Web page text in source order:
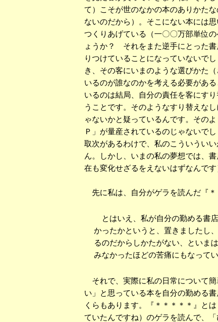
て）こそが世のなかの本のありかた
ないのだから）。そこにない本には
つくりあげている（一〇〇万部単位
ょうか？ それをまた逆手にとった
りつけていることになっていないで
き、その客にいまのような選びかた
いるのが誰なのかを考える必要があ
いるのは結局、自分の責任を客にす
うことです。そのようなすり替えな
ゃないかと疑っているんです。その
Ｐ」が量産されているのじゃないで
取次があるわけで、私のこういうい
ん。しかし、いまの私の夢想では、
在も変化せざるをえないはずなんで
先に私は、自分がゲラを読んだ『
とはいえ、私が自分の勤める書
かったかというと、置きましたし
るのだからしかたがない、といま
みなかったほどの苦痛にもなって
それで、実際に私の日常について
い」と思っている本を自分の勤める
くらもあります。『＊＊＊＊＊』と
ていたんですね）のゲラを読んで、